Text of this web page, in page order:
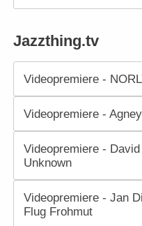
Jazzthing.tv
Videopremiere -
Videopremiere -
Videopremiere -
Unknown
Videopremiere - Jan
Flug Frohmut